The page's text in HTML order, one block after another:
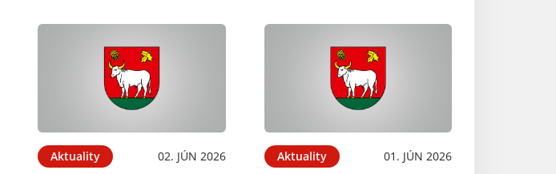
Aktuality 02. JÚN 2026 Aktuality 01. JÚN 2026